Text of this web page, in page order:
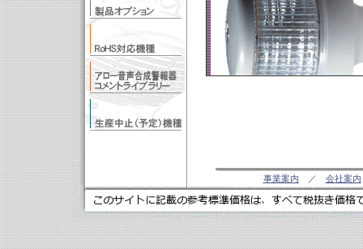
事業案内 ／ 会社案内